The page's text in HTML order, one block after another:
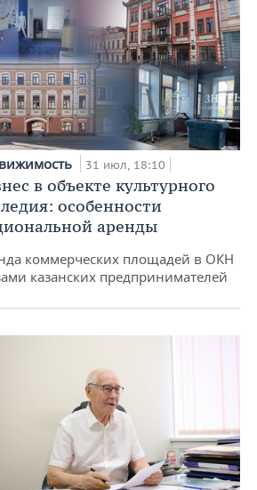
31 июл, 18:10
в объекте культурного
особенности
аренды
коммерческих площадей в ОКН
казанских предпринимателей